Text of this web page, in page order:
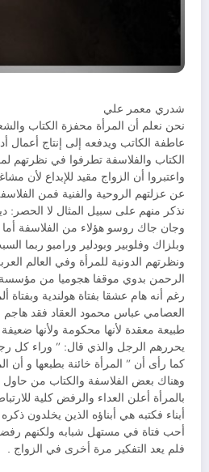
شدري معمر علي
نحن نعلم أن المرأة محفزة الكتاب
عاطفة الكاتب ويدفعه إلى إنتاج أعمال
الكتاب والفلاسفة تطرفوا في نظرتهم
واعتبروا أن الزواج مقيد للإبداع لأن
عن عزلتهم الروحية والفنية فمن
نذكر منهم على سبيل المثال لا الحصر:
وجان جاك روسو هؤلاء من الفلاسفة أما
وبلزاك وفلوبير وبودلير ورامبو ربما
ونظرتهم الدونية للمرأة وفي العالم
الرحمن بدوي موقفا هجوميا من مؤسسة
رغم أنه هام عشقا بفتاة هولندية وبفتاة
العصامي عباس محمود العقاد فقد هاجم
طبيعة معقدة لأنها محكومة ولأنها ضعيفة
يحررهم الرجل والذي قال: ” وراء كل
كما رأى أن ” المرأة خائنة بطبعها و أن
وهناك بعض الفلاسفة والكتاب من حاول
بالمرأة أعلن العداء والرفض كلية
أبناء فكتبه هي أبناؤه الذين يخلدون
أحب فتاة في مستهل شبابه ولكنهم
فلم يعد التفكير مرة أخرى في الزواج .